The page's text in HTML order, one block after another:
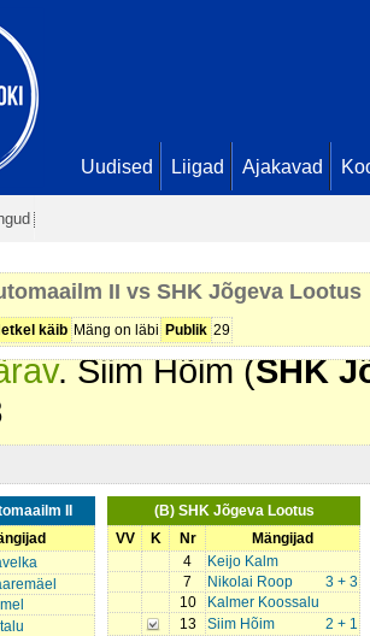
Uudised Liigad Ajakavad
II vs SHK Jõgeva Lootus
käib Mäng on läbi Publik 29
(201 - Kepilöök)
II). 2 min
. Mario Paulus (
(206 - Kõrge
min
. Siim Hõim (SHK
II
(B) SHK Jõgeva Lootus
VV
K Nr
Mängijad
4
Keijo Kalm
7
3 + 3
Nikolai Roop
10
Kalmer Koossalu
13
2 + 1
Siim Hõim